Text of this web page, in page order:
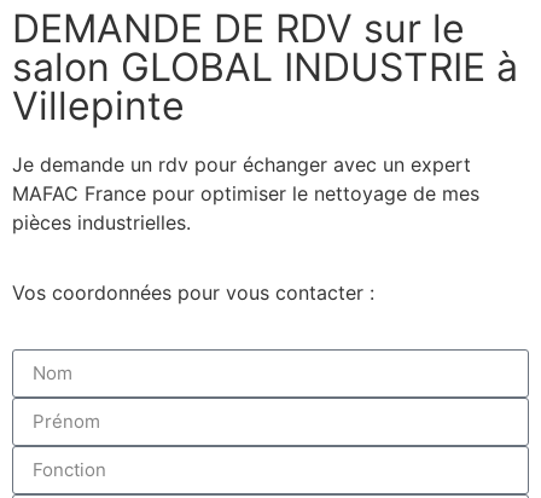
DEMANDE DE RDV sur le
salon GLOBAL INDUSTRIE à
Villepinte
Je demande un rdv pour échanger avec un expert
MAFAC France pour optimiser le nettoyage de mes
pièces industrielles.
Vos coordonnées pour vous contacter :